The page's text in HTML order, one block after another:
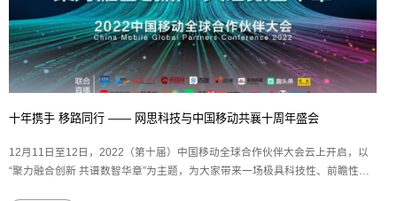
十年携手 移路同行 —— 网思科技与中国移动共襄十周年盛会
12月11日至12日，2022（第十届）中国移动全球合作伙伴大会云上开启，以
“聚力融合创新 共谱数智华章”为主题，为大家带来一场极具科技性、前瞻性、